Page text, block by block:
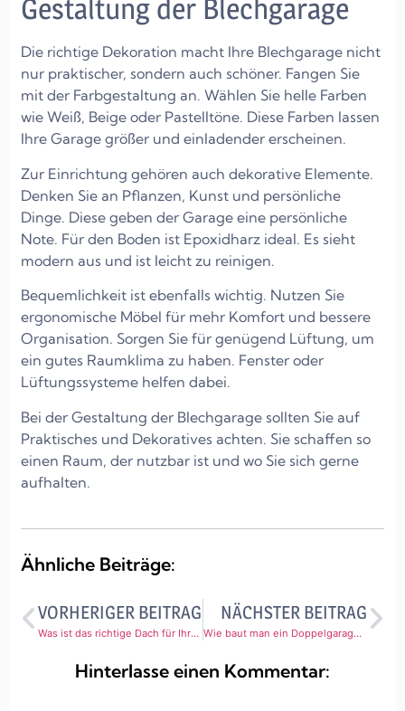
Gestaltung der Blechgarage
Die richtige Dekoration macht Ihre Blechgarage nicht
nur praktischer, sondern auch schöner. Fangen Sie
mit der Farbgestaltung an. Wählen Sie helle Farben
wie Weiß, Beige oder Pastelltöne. Diese Farben lassen
Ihre Garage größer und einladender erscheinen.
Zur Einrichtung gehören auch dekorative Elemente.
Denken Sie an Pflanzen, Kunst und persönliche
Dinge. Diese geben der Garage eine persönliche
Note. Für den Boden ist Epoxidharz ideal. Es sieht
modern aus und ist leicht zu reinigen.
Bequemlichkeit ist ebenfalls wichtig. Nutzen Sie
ergonomische Möbel für mehr Komfort und bessere
Organisation. Sorgen Sie für genügend Lüftung, um
ein gutes Raumklima zu haben. Fenster oder
Lüftungssysteme helfen dabei.
Bei der Gestaltung der Blechgarage sollten Sie auf
Praktisches und Dekoratives achten. Sie schaffen so
einen Raum, der nutzbar ist und wo Sie sich gerne
aufhalten.
Ähnliche Beiträge:
VORHERIGER BEITRAG
Was ist das richtige Dach für Ihren Carport – Ihr Leitfaden für Bedachungsmaterialien
NÄCHSTER BEITRAG
Wie baut man ein Doppelgaragentor – hier unsere Tipps!
Hinterlasse einen Kommentar: